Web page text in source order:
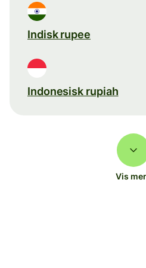
Indisk rupee
Indonesisk rupiah
Vis